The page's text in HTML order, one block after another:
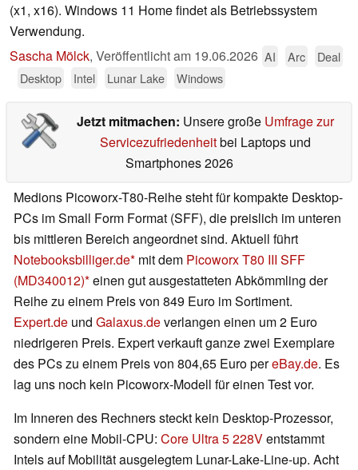
(x1, x16). Windows 11 Home findet als Betriebssystem
Verwendung.
Sascha Mölck, Veröffentlicht am 19.06.2026 AI Arc
Deal
Desktop
Intel Lunar Lake Windows
Jetzt mitmachen: Unsere große Umfrage zur
Servicezufriedenheitbei Laptops und
Smartphones 2026
Medions Picoworx-T80-Reihe steht für kompakte Desktop-
PCs im Small Form Format (SFF), die preislich im unteren
bis mittleren Bereich angeordnet sind. Aktuell führt
Notebooksbilliger.de mit dem Picoworx T80 III SFF
(MD340012) einen gut ausgestatteten Abkömmling der
Reihe zu einem Preis von 849 Euro im Sortiment.
Expert.de und Galaxus.deverlangen einen um 2 Euro
niedrigeren Preis. Expert verkauft ganze zwei Exemplare
des PCs zu einem Preis von 804,65 Euro pereBay.de. Es
lag uns noch kein Picoworx-Modell für einen Test vor.
Im Inneren des Rechners steckt kein Desktop-Prozessor,
sondern eine Mobil-CPU: Core Ultra 5 228Ventstammt
Intels auf Mobilität ausgelegtem Lunar-Lake-Line-up. Acht